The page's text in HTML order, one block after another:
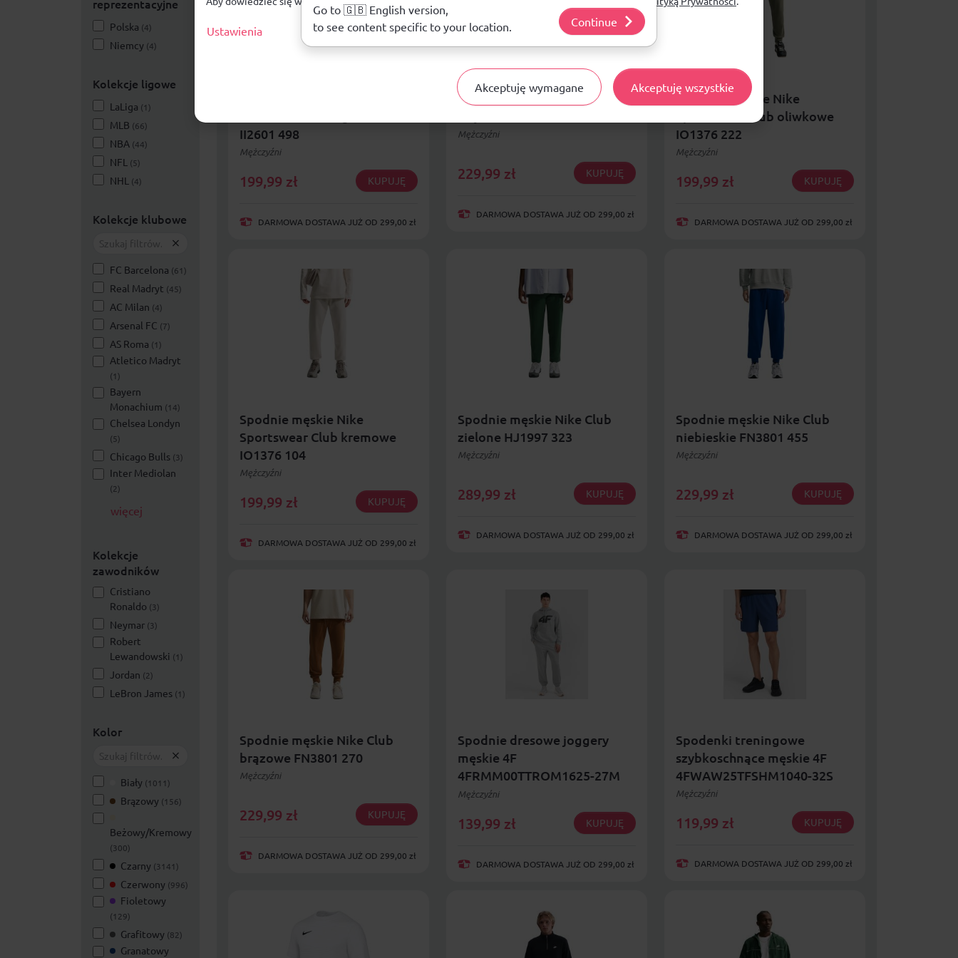
reprezentacyjne
Polska (4)
Niemcy (4)
Kolekcje ligowe
LaLiga (1)
MLB (66)
NBA (44)
NFL (5)
NHL (4)
Kolekcje klubowe
FC Barcelona (61)
Real Madryt (45)
AC Milan (4)
Arsenal FC (7)
AS Roma (1)
Atletico Madryt
(1)
Bayern
Monachium (14)
Chelsea Londyn
(5)
Chicago Bulls (3)
Inter Mediolan
(2)
więcej
Kolekcje
zawodników
Cristiano
Ronaldo (3)
Neymar (3)
Robert
Lewandowski (1)
Jordan (2)
LeBron James (1)
Kolor
Biały (1011)
Brązowy (156)
Beżowy/Kremowy
(300)
Czarny (3141)
Czerwony (996)
Fioletowy
(129)
Grafitowy (82)
Granatowy
II2601 498
Mężczyźni
199,99 zł KUPUJĘ
DARMOWA DOSTAWA JUŻ OD 299,00 zł
Spodnie męskie Nike Club
Mężczyźni
229,99 zł KUPUJĘ
DARMOWA DOSTAWA JUŻ OD 299,00 zł
Spodnie męskie Nike
Sportswear Club oliwkowe
IO1376 222
Mężczyźni
199,99 zł KUPUJĘ
DARMOWA DOSTAWA JUŻ OD 299,00 zł
Spodnie męskie Nike
Sportswear Club kremowe
IO1376 104
Mężczyźni
199,99 zł KUPUJĘ
DARMOWA DOSTAWA JUŻ OD 299,00 zł
Spodnie męskie Nike Club
zielone HJ1997 323
Mężczyźni
289,99 zł KUPUJĘ
DARMOWA DOSTAWA JUŻ OD 299,00 zł
Spodnie męskie Nike Club
niebieskie FN3801 455
Mężczyźni
229,99 zł KUPUJĘ
DARMOWA DOSTAWA JUŻ OD 299,00 zł
Spodnie męskie Nike Club
brązowe FN3801 270
Mężczyźni
229,99 zł KUPUJĘ
DARMOWA DOSTAWA JUŻ OD 299,00 zł
Spodnie dresowe joggery
męskie 4F
4FRMM00TTROM1625-27M
Mężczyźni
139,99 zł KUPUJĘ
DARMOWA DOSTAWA JUŻ OD 299,00 zł
Spodenki treningowe
szybkoschnące męskie 4F
4FWAW25TFSHM1040-32S
Mężczyźni
119,99 zł KUPUJĘ
DARMOWA DOSTAWA JUŻ OD 299,00 zł
Ustawienia
Akceptuję wymagane Akceptuję wszystkie
Go to 🇬🇧 English version,
to see content specific to your location.
Continue